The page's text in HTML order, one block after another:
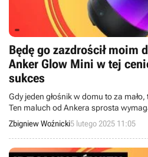
Będę go zazdrościł moim
Anker Glow Mini w tej
sukces
Gdy jeden głośnik w domu to za
Ten maluch od Ankera sprosta
kompaktowego sprzętu.
Zbigniew Woźnicki5 lutego 2025 11:05